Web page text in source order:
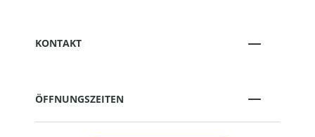
KONTAKT
ÖFFNUNGSZEITEN